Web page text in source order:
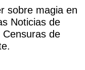
sobre magia en
Noticias de
de